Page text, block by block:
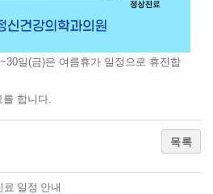
일(금)은 여름휴가 일정으로 휴진합
를 합니다.
목록
료 일정 안내